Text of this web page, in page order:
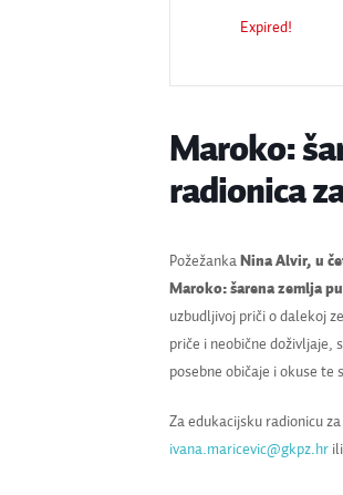
Expired!
Maroko:
radionica
Požežanka Nina Alvir,u
Maroko: šarena zemlja
uzbudljivoj priči o dalekoj
priče i neobične doživljaje,
posebne običaje i okuse te
Za edukacijsku radionicu
ivana.maricevic@gkpz.hr